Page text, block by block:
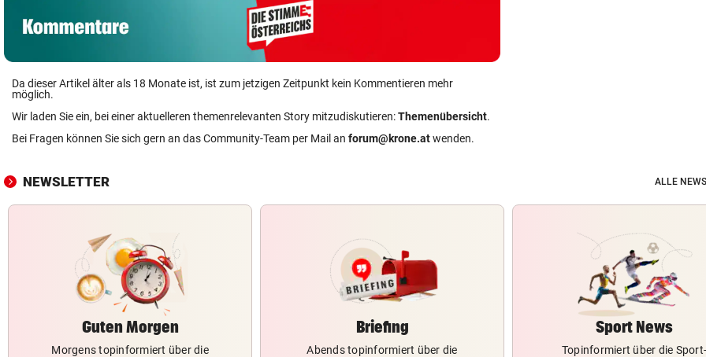
Da dieser Artikel älter als 18 Monate ist, ist zum jetzigen Zeitpunkt kein Kommentieren mehr
möglich.
Wir laden Sie ein, bei einer aktuelleren themenrelevanten Story mitzudiskutieren:Themenübersicht.
Bei Fragen können Sie sich gern an das Community-Team per Mail an forum@krone.atwenden.
NEWSLETTER ALLE
Guten Morgen
Morgens topinformiert über die
Briefing
Abends topinformiert über die
Sport News
Topinformiert über die Sport-